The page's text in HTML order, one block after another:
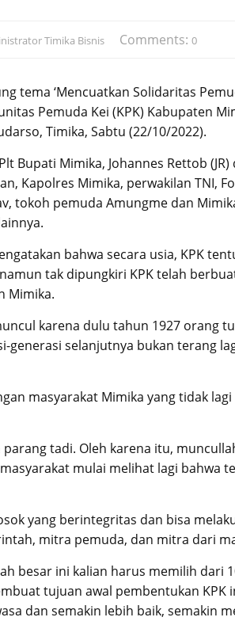
Timika Bisnis Comments: 0
tema ‘Mencuatkan Solidaritas
Pemuda Kei (KPK) Kabupaten
Timika, Sabtu (22/10/2022).
Bupati Mimika, Johannes Rettob
Kapolres Mimika, perwakilan TNI,
tokoh pemuda Amungme dan
bahwa secara usia, KPK
tak dipungkiri KPK telah
Mimika.
karena dulu tahun 1927 orang
generasi selanjutnya bukan terang
masyarakat Mimika yang tidak
tadi. Oleh karena itu,
mulai melihat lagi bahwa
yang berintegritas dan bisa
mitra pemuda, dan mitra dari
besar ini kalian harus memilih dari
tujuan awal pembentukan KPK
dan semakin lebih baik, semakin